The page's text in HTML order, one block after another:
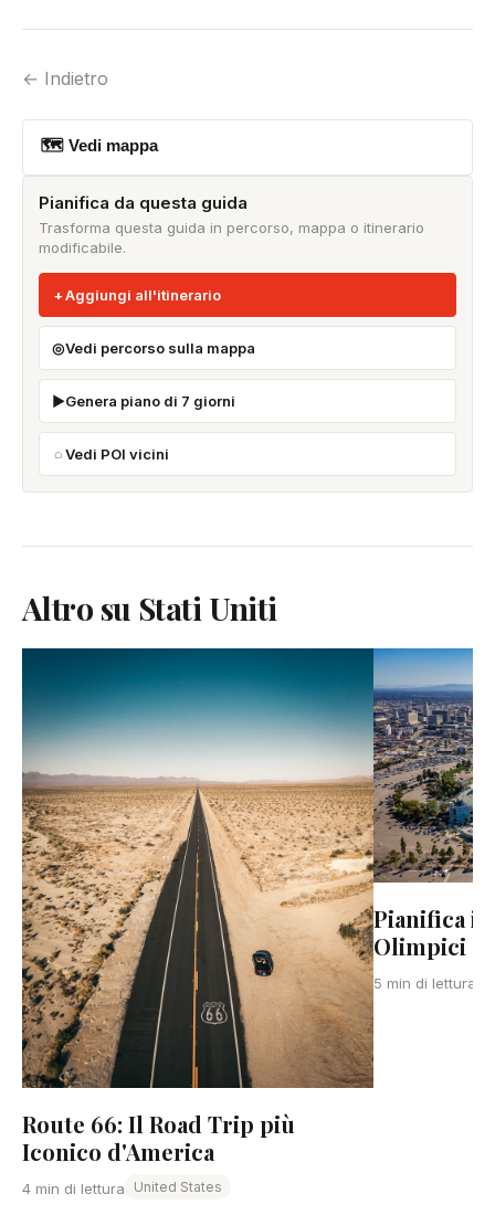
← Indietro
🗺 Vedi mappa
Pianifica da questa guida
Trasforma questa guida in percorso, mappa o itinerario
modificabile.
Aggiungi all'itinerario
Vedi percorso sulla mappa
Genera piano di 7 giorni
Vedi POI vicini
Altro su Stati Uniti
Route 66: Il Road Trip più
Iconico d'America
4 min di lettura United States
Pianifica il
Olimpici di
5 min di lettura